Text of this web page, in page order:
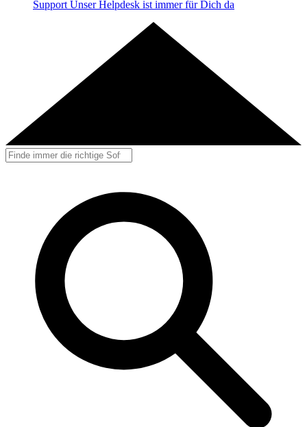
Support Unser Helpdesk ist immer für Dich da